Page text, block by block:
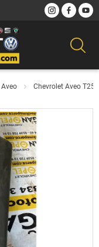
Aveo Chevrolet Aveo